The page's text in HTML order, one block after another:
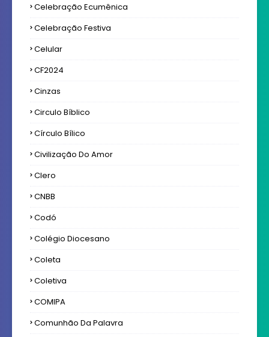
Celebração Ecumênica
Celebração Festiva
Celular
CF2024
Cinzas
Circulo Bíblico
Círculo Bílico
Civilização Do Amor
Clero
CNBB
Codó
Colégio Diocesano
Coleta
Coletiva
COMIPA
Comunhão Da Palavra